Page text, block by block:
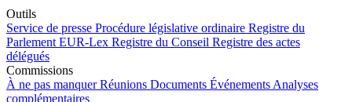
Outils
Service de presse Procédure législative ordinaire Registre du
Parlement EUR-Lex Registre du Conseil Registre des actes
délégués
Commissions
À ne pas manquer Réunions Documents Événements Analyses
complémentaires